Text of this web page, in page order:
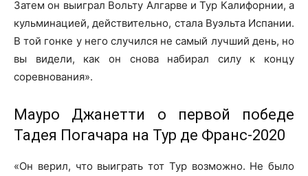
Затем он выиграл Вольту Алгарве и Тур Калифорнии, а
кульминацией, действительно, стала Вуэльта Испании.
В той гонке у него случился не самый лучший день, но
вы видели, как он снова набирал силу к концу
соревнования».
Мауро Джанетти о первой победе
Тадея Погачара на Тур де Франс-2020
«Он верил, что выиграть тот Тур возможно. Не было